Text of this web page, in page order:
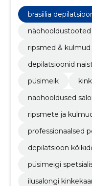
brasiilia
näohooldustooted
ripsmed & kulmud
depilatsioonid
püsimeik
näohooldused
ripsmete ja
professionaalsed
depilatsioon
püsimeigi
ilusalongi